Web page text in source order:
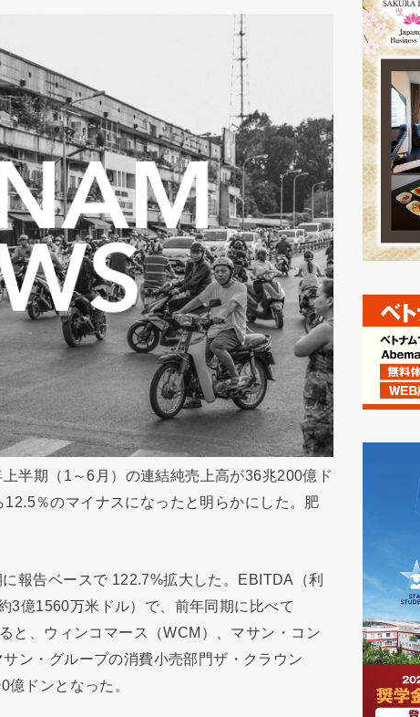
半期（1～6月）の連結純売上高が36兆200億ド
％のマイナスになったと明らかにした。肥
報告ベースで 122.7%拡大した。EBITDA（利
3億1560万米ドル）で、前年同期に比べて
と、ウィンコマース（WCM）、マサン・コン
ン・グループの消費小売部門ザ・クラウン
ドンとなった。